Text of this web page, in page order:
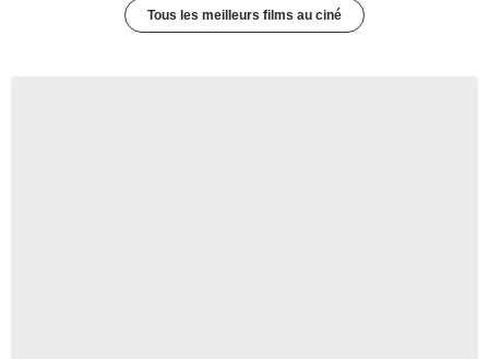
Tous les meilleurs films au ciné